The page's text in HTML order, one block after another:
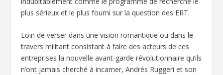
plus sérieux et le plus fourni sur la question des ERT.
Loin de verser dans une vision romantique ou dans le
travers militant consistant à faire des acteurs de ces
entreprises la nouvelle avant‑garde révolutionnaire qu’ils
n’ont jamais cherché à incarner, Andrés Ruggeri et son